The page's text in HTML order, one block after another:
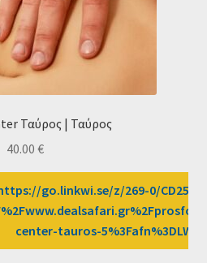
Ταύρος | Ταύρος
40.00 €
go.linkwi.se/z/269-0/
center-tauros-5%3Fafn%3DLW